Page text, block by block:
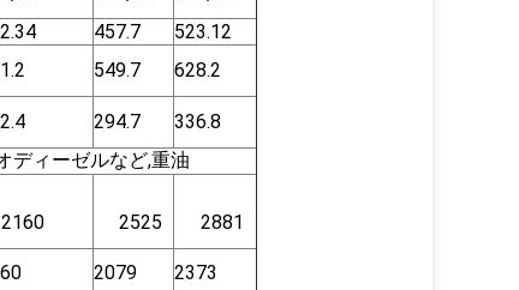
457.7
523.12
549.7
628.2
294.7
336.8
ディーゼルなど,重油
2160 2525
2881
2079
2373